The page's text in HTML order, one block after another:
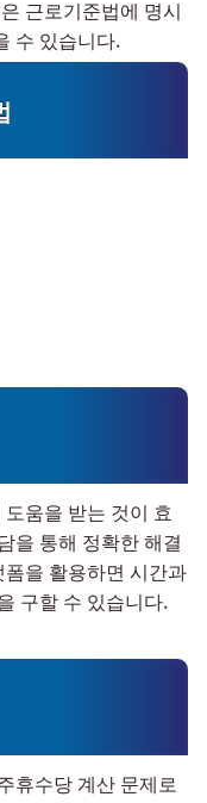
근로기준법에 명시
수 있습니다.
움을 받는 것이 효
을 통해 정확한 해결
을 활용하면 시간과
구할 수 있습니다.
휴수당 계산 문제로